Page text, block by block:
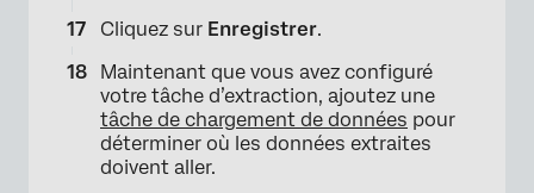
Cliquez sur Enregistrer.
Maintenant que vous avez configuré
votre tâche d’extraction, ajoutez une
tâche de chargement de données pour
déterminer où les données extraites
doivent aller.